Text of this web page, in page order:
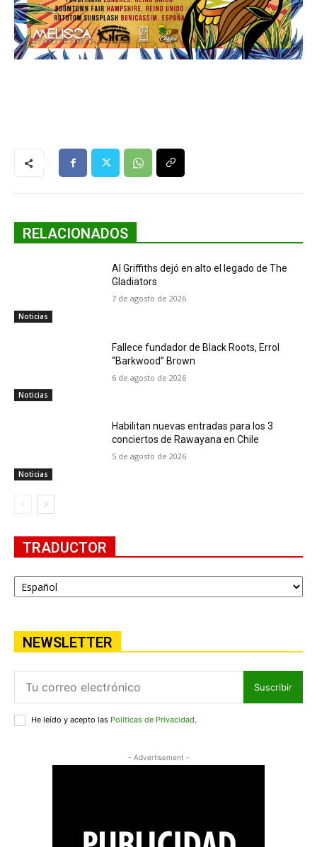
RELACIONADOS
Noticias
Al Griffiths dejó en alto el legado de The
Gladiators
7 de agosto de 2026
Noticias
Fallece fundador de Black Roots, Errol
“Barkwood” Brown
6 de agosto de 2026
Noticias
Habilitan nuevas entradas para los 3
conciertos de Rawayana en Chile
5 de agosto de 2026
TRADUCTOR
NEWSLETTER
Suscribir
He leído y acepto las Políticas de Privacidad.
- Advertisement -